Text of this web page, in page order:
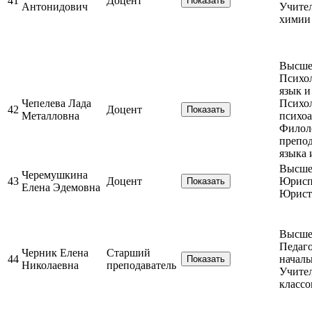
Антонидович
химии
42
Чепелева Лада
Металловна
Доцент Показать
язык и
языка
43
Черемушкина
Елена Эдемовна
Доцент Показать
Юрист
44
Черник Елена
Николаевна
Старший
преподаватель
Показать